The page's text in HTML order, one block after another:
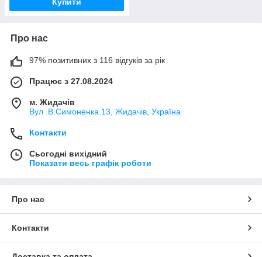
Купити
Про нас
97% позитивних з 116 відгуків за рік
Працює з 27.08.2024
м. Жидачів
Вул .В.Симоненка 13, Жидачів, Україна
Контакти
Сьогодні вихідний
Показати весь графік роботи
Про нас
Контакти